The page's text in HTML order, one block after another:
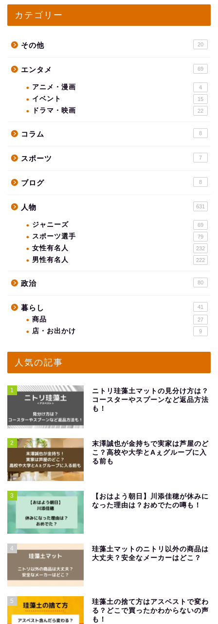
カテゴリー
その他 20
エンタメ 69
アニメ・漫画 4
イベント 15
ドラマ・映画 22
コラム 8
スポーツ 7
ブログ 8
人物 631
ジャニーズ 69
スポーツ選手 79
女性有名人 232
男性有名人 222
政治 80
暮らし 41
商品 27
店・お出かけ 9
人気の記事
1
ニトリ珪藻土マットの見分け方は？
コースターやスプーンなど返品方法
も！
2
末澤誠也が金持ちで実家は芦屋のど
こ？高校や大学とAぇグループに入
る前も
3
【おはよう朝日】川添佳穂が休みに
なった理由は？おめでたの噂も！
4
珪藻土マットのニトリ以外の商品は
大丈夫？安全なメーカーはどこ？
5
珪藻土の捨て方はアスベストで変わ
る？どこで買ったかわからないの声
も！